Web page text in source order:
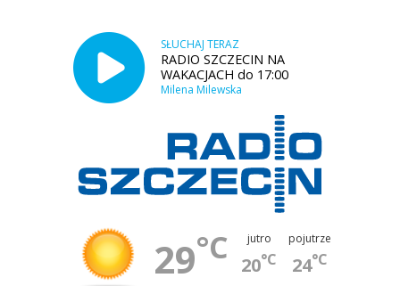
SŁUCHAJ TERAZ
RADIO SZCZECIN NA
WAKACJACH do 17:00
Milena Milewska
29°C jutro
20°C
pojutrze
24°C